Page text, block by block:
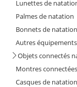
Lunettes de
Palmes de natation
Bonnets de natation
Autres
Objets connectés
Montres
Casques de